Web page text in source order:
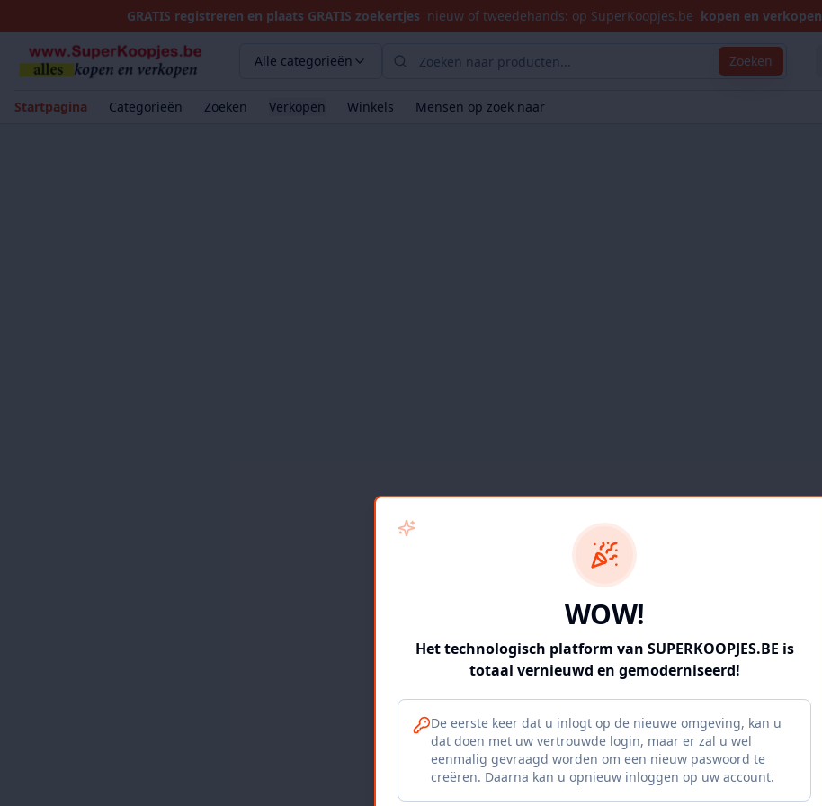
GRATIS registreren en plaats GRATIS zoekertjes nieuw of tweedehands: op SuperKoopjes.be kopen en verkopen
Alle categorieën Zoeken
Startpagina Categorieën Zoeken Verkopen Winkels Mensen op zoek naar
404
WOW!
Het technologisch platform van SUPERKOOPJES.BE is
totaal vernieuwd en gemoderniseerd!
De eerste keer dat u inlogt op de nieuwe omgeving, kan u
dat doen met uw vertrouwde login, maar er zal u wel
eenmalig gevraagd worden om een nieuw paswoord te
creëren. Daarna kan u opnieuw inloggen op uw account.